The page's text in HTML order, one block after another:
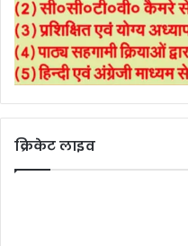
क्रिकेट लाइव